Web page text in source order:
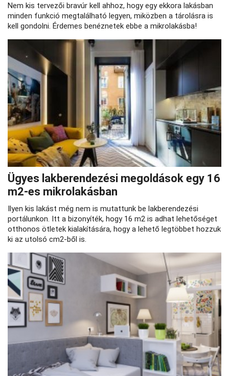
Nem kis tervezői bravúr kell ahhoz, hogy egy ekkora lakásban
minden funkció megtalálható legyen, miközben a tárolásra is
kell gondolni. Érdemes benéznetek ebbe a mikrolakásba!
Ügyes lakberendezési megoldások egy 16
m2-es mikrolakásban
Ilyen kis lakást még nem is mutattunk be lakberendezési
portálunkon. Itt a bizonyíték, hogy 16 m2 is adhat lehetőséget
otthonos ötletek kialakítására, hogy a lehető legtöbbet hozzuk
ki az utolsó cm2-ből is.